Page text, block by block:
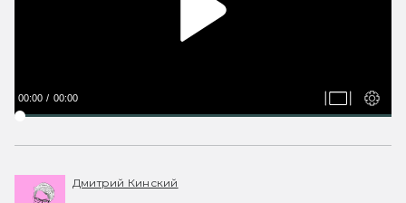
00:00 00:00
Дмитрий Кинский